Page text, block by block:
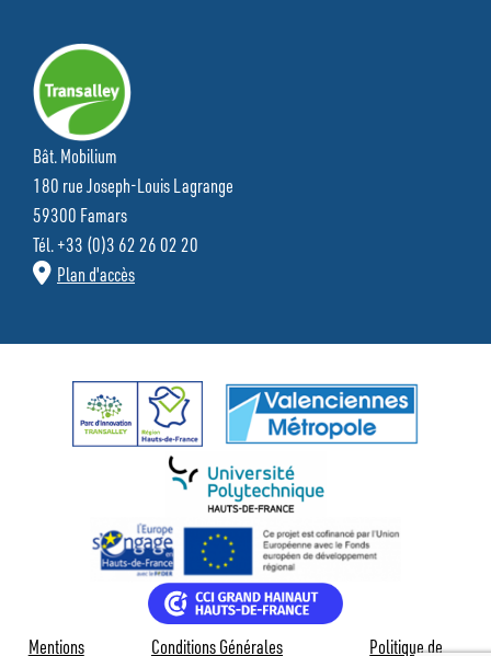
Bât. Mobilium
180 rue Joseph-Louis Lagrange
59300 Famars
Tél. +33 (0)3 62 26 02 20
Plan d'accès
Mentions Conditions Générales Politique de